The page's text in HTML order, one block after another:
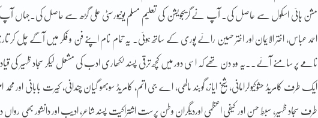
مشن ہائی اسکول سے حاصل کی۔ آپ نے گریجویشن کی تعلیم مسلم یونیورسٹی علی گڑھ سے حاصل کی۔جہاں آپ کی
احمد عباس، اختر الایمان اور اختر حسین رائے پوری کے ساتھ ہوئی۔ یہ تمام نام اپنے فن و فکر میں آگے
نامے پر سامنے آئے۔۔یہ وہ دن تھے کہ اسی دور میں کچھ ترقی پسند لکھاری ادب کی مشعل لیکر سجاد ظہیر کی
ایک طرف کامریڈ حشوکیولرامانی، شیخ ایاز، گوبند مالھی، اے جی اتم، کامریڈ سوبھو گیان چندانی، کِیرت بابانی
طرف سجاد ظہیر، سبطِ حسن اور کیفی اعظمی اوردیگرانِ وطن پرست اشتراکیت پسند شاعر، ادیب اور دانشور بھی